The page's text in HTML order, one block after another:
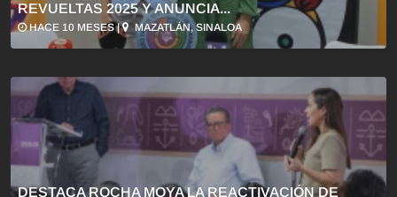
REVUELTAS 2025 Y ANUNCIA...
HACE 10 MESES | MAZATLÁN, SINALOA
DESTACA ROCHA MOYA LA REACTIVACIÓN DE